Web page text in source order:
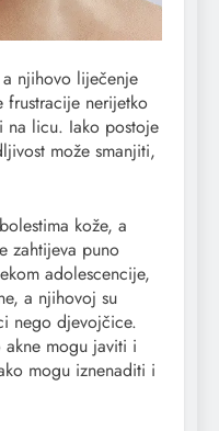
njihovo liječenje
frustracije nerijetko
na licu. Iako postoje
može smanjiti,
kože, a
zahtijeva puno
adolescencije,
a njihovoj su
nego djevojčice.
mogu javiti i
mogu iznenaditi i